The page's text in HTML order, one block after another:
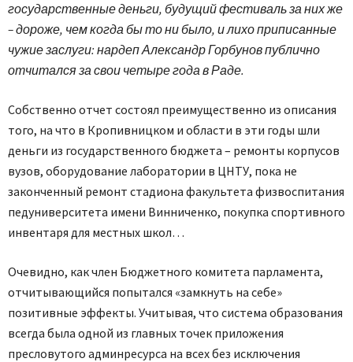
государственные деньги, будущий фестиваль за них же
– дороже, чем когда бы то ни было, и лихо приписанные
чужие заслуги: нардеп Александр Горбунов публично
отчитался за свои четыре года в Раде.
Собственно отчет состоял преимущественно из описания
того, на что в Кропивницком и области в эти годы шли
деньги из государственного бюджета – ремонты корпусов
вузов, оборудование лаборатории в ЦНТУ, пока не
законченный ремонт стадиона факультета физвоспитания
педуниверситета имени Винниченко, покупка спортивного
инвентаря для местных школ…
Очевидно, как член Бюджетного комитета парламента,
отчитывающийся попытался «замкнуть на себе»
позитивные эффекты. Учитывая, что система образования
всегда была одной из главных точек приложения
пресловутого админресурса на всех без исключения